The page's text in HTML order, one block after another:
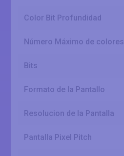
Color Bit Profundidad
Número Máximo de colores
Bits
Formato de la Pantallo
Resolucion de la Pantalla
Pantalla Pixel Pitch